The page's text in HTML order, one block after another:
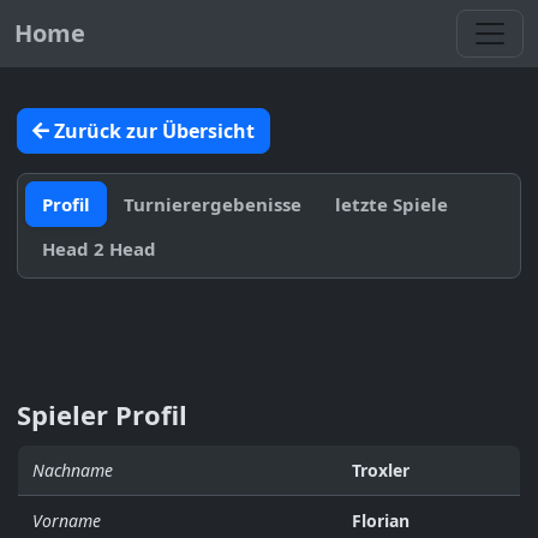
Home
Zurück zur Übersicht
Profil Turnierergebenisse
letzte Spiele
Head 2 Head
Spieler Profil
Nachname Troxler
Vorname Florian